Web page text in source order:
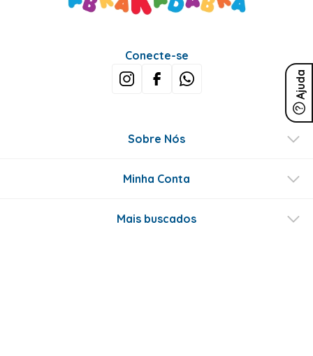
Ajuda
Conecte-se
Sobre Nós
Minha Conta
Mais buscados